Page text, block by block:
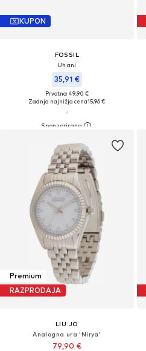
KUPON
FOSSIL
Uhani
35,91 €
Prvotno: 49,90 €
Zadnja najnižja cena15,96 €
Premium
RAZPRODAJA
LIU JO
Analogna ura 'Nirya'
79,90 €